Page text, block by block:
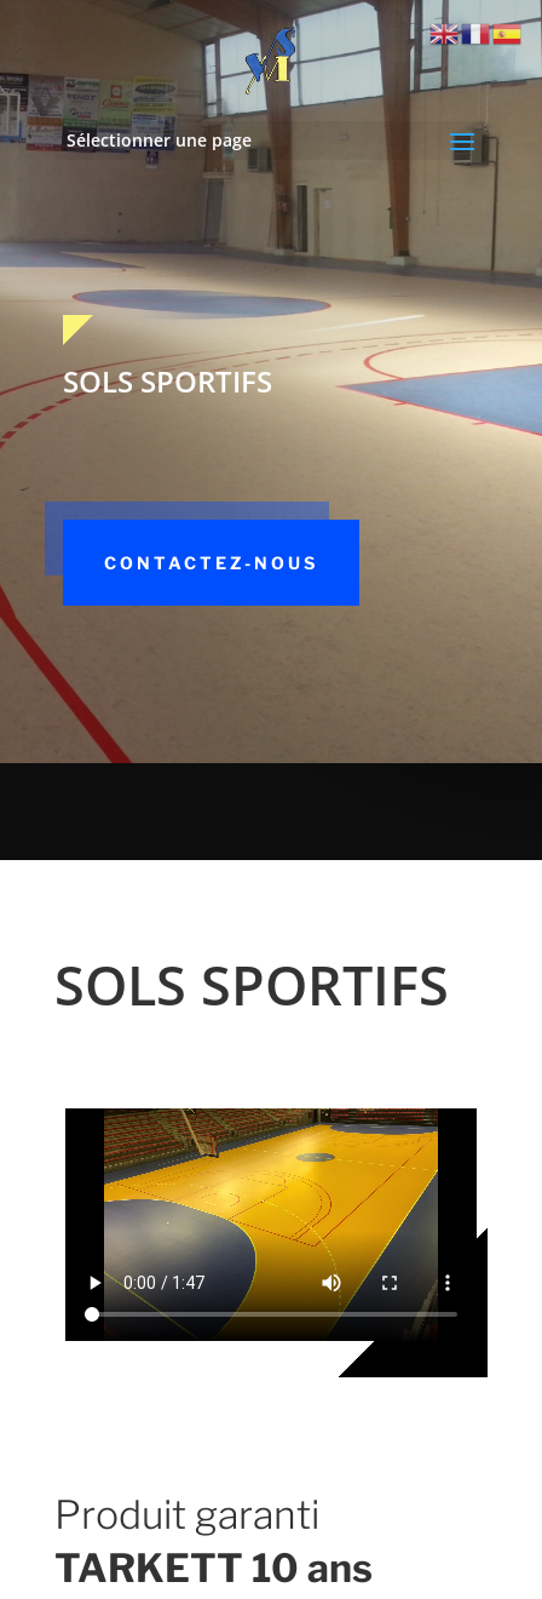
Sélectionner une page
SOLS SPORTIFS
CONTACTEZ-NOUS
SOLS SPORTIFS
Produit garanti
TARKETT 10 ans